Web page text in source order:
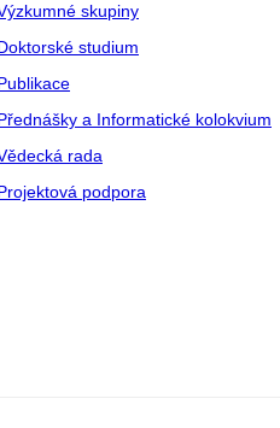
skupiny
studium
a Informatické kolokvium
rada
podpora